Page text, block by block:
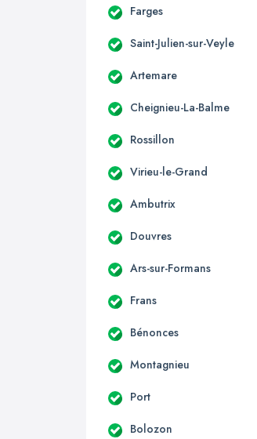
Farges
Saint-Julien-sur-Veyle
Artemare
Cheignieu-La-Balme
Rossillon
Virieu-le-Grand
Ambutrix
Douvres
Ars-sur-Formans
Frans
Bénonces
Montagnieu
Port
Bolozon